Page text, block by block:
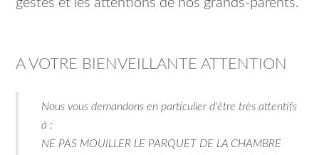
gestes et les attentions de nos grands-parents.
A VOTRE BIENVEILLANTE ATTENTION
Nous vous demandons en particulier d'être très attentifs
à :
NE PAS MOUILLER LE PARQUET DE LA CHAMBRE